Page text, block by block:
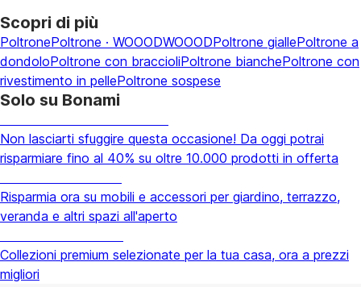
Scopri di più
PoltronePoltrone · WOOODWOOODPoltrone giallePoltrone a
dondoloPoltrone con braccioliPoltrone bianchePoltrone con
rivestimento in pellePoltrone sospese
Solo su Bonami
Non lasciarti sfuggire questa occasione! Da oggi potrai
risparmiare fino al 40% su oltre 10.000 prodotti in offerta
Risparmia ora su mobili e accessori per giardino, terrazzo,
veranda e altri spazi all'aperto
Collezioni premium selezionate per la tua casa, ora a prezzi
migliori